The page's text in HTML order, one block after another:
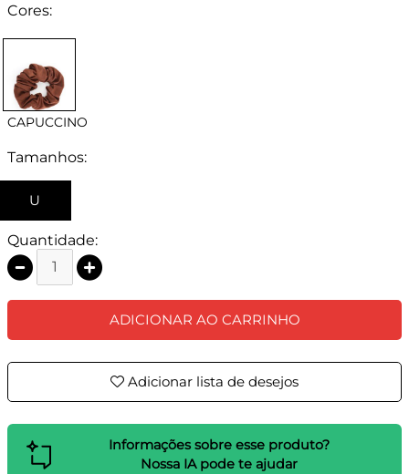
Cores:
CAPUCCINO
Tamanhos:
U
Quantidade:
ADICIONAR AO CARRINHO
Adicionar lista de desejos
Informações sobre esse produto?
Nossa IA pode te ajudar